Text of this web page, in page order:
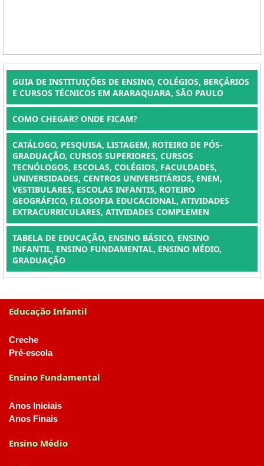
GUIA DE INSTITUIÇÕES DE ENSINO, COLÉGIOS, BERÇÁRIOS
E CURSOS TÉCNICOS EM ARARAQUARA, SÃO PAULO
COMO CHEGAR? ONDE FICAM?
CATÁLOGO, PESQUISA, LISTAGEM, ROTEIRO DE PÓS-
GRADUAÇÃO, CURSOS SUPERIORES, CURSOS
TECNÓLOGOS, ESCOLAS, COLÉGIOS, FACULDADES,
UNIVERSIDADES, CENTROS UNIVERSITÁRIOS, ENEM,
VESTIBULARES, ESCOLAS INFANTIS, ROTEIRO
GEOGRÁFICO, FILOSOFIA EDUCACIONAL, ATIVIDADES
EXTRACURRICULARES, ATIVIDADES COMPLEMEN
TABELA DE EDUCAÇÃO, ENSINO BÁSICO, ENSINO
INFANTIL, ENSINO FUNDAMENTAL, ENSINO MÉDIO,
GRADUAÇÃO
Educação Infantil
Creche
Pré-escola
Ensino Fundamental
Anos Iniciais
Anos Finais
Ensino Médio